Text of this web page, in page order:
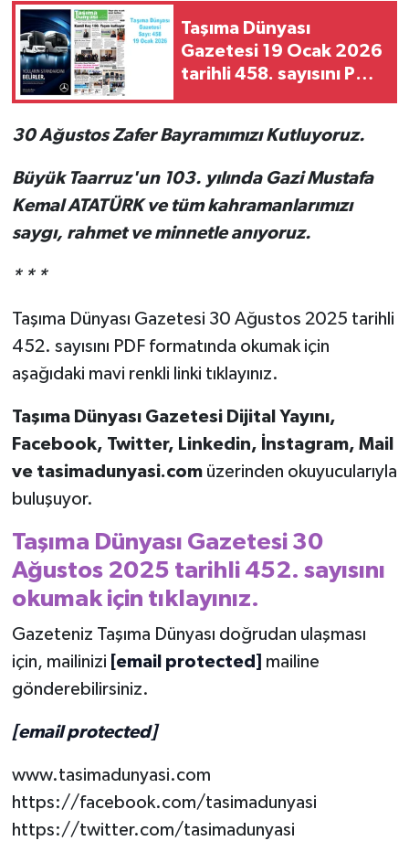
Taşıma Dünyası
Gazetesi 19 Ocak 2026
tarihli 458. sayısını PDF
30 Ağustos Zafer Bayramımızı Kutluyoruz.
Büyük Taarruz'un 103. yılında Gazi Mustafa
Kemal ATATÜRK ve tüm kahramanlarımızı
saygı, rahmet ve minnetle anıyoruz.
* * *
Taşıma Dünyası Gazetesi 30 Ağustos 2025 tarihli
452. sayısını PDF formatında okumak için
aşağıdaki mavi renkli linki tıklayınız.
Taşıma Dünyası Gazetesi Dijital Yayını,
Facebook, Twitter, Linkedin, İnstagram, Mail
ve tasimadunyasi.comüzerinden okuyucularıyla
buluşuyor.
Taşıma Dünyası Gazetesi 30
Ağustos 2025 tarihli 452. sayısını
okumak için tıklayınız.
Gazeteniz Taşıma Dünyası doğrudan ulaşması
için, mailinizi [email protected]
mailine
gönderebilirsiniz.
[email protected]
www.tasimadunyasi.com
https://facebook.com/tasimadunyasi
https://twitter.com/tasimadunyasi